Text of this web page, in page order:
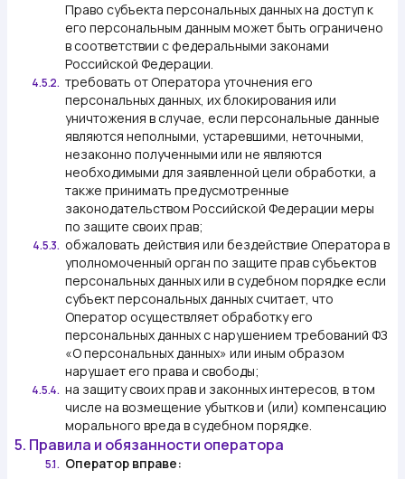
Право субъекта персональных данных на доступ к
его персональным данным может быть ограничено
в соответствии с федеральными законами
Российской Федерации.
4.5.2. требовать от Оператора уточнения его
персональных данных, их блокирования или
уничтожения в случае, если персональные данные
являются неполными, устаревшими, неточными,
незаконно полученными или не являются
необходимыми для заявленной цели обработки, а
также принимать предусмотренные
законодательством Российской Федерации меры
по защите своих прав;
4.5.3. обжаловать действия или бездействие Оператора в
уполномоченный орган по защите прав субъектов
персональных данных или в судебном порядке если
субъект персональных данных считает, что
Оператор осуществляет обработку его
персональных данных с нарушением требований ФЗ
«О персональных данных» или иным образом
нарушает его права и свободы;
4.5.4. на защиту своих прав и законных интересов, в том
числе на возмещение убытков и (или) компенсацию
морального вреда в судебном порядке.
5. Правила и обязанности оператора
5.1. Оператор вправе: